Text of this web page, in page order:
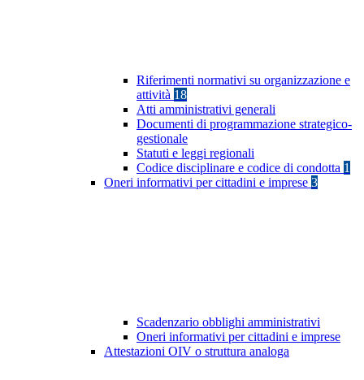
Riferimenti normativi su organizzazione e
attività 18
Atti amministrativi generali
Documenti di programmazione strategico-
gestionale
Statuti e leggi regionali
Codice disciplinare e codice di condotta 1
Oneri informativi per cittadini e imprese 3
Scadenzario obblighi amministrativi
Oneri informativi per cittadini e imprese
Attestazioni OIV o struttura analoga